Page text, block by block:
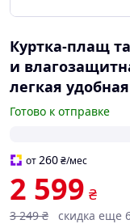
Куртка-плащ
и
легкая удобная
Готово к отправке
от260₴/мес
2 599 ₴
3 249 ₴
скидка еще